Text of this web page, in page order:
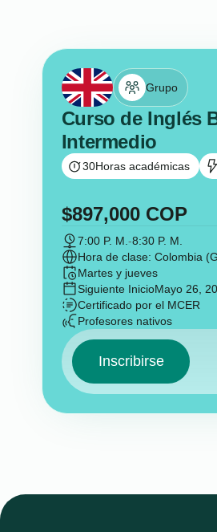
Grupo
Curso de Inglés
Intermedio
30Horas académicas
$897,000COP
7:00 P. M.-8:30 P. M.
Hora de clase: Colombia
Martes y jueves
Siguiente InicioMayo 26,
Certificado por el MCER
Profesores nativos
Inscribirse